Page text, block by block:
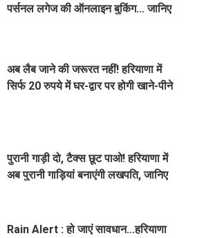
पर्सनल लगेज की ऑनलाइन बुकिंग... जानिए
अब लैब जाने की जरूरत नहीं! हरियाणा में
सिर्फ 20 रुपये में घर-द्वार पर होगी खाने-पीने
पुरानी गाड़ी दो, टैक्स छूट पाओ! हरियाणा में
अब पुरानी गाड़ियां बनाएंगी लखपति, जानिए
Rain Alert : हो जाएं सावधान...हरियाणा